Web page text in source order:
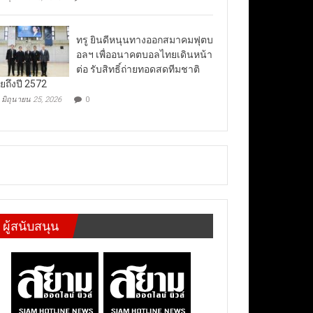
ทรู ยินดีหนุนทางออกสมาคมฟุตบ
อลฯ เพื่ออนาคตบอลไทยเดินหน้า
ต่อ รับสิทธิ์ถ่ายทอดสดทีมชาติ
ถึงปี 2572
มิถุนายน 25, 2026 0
ผู้สนับสนุน